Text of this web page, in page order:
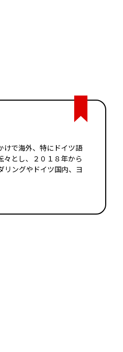
けで海外、特にドイツ語
々とし、２０１８年から
リングやドイツ国内、ヨ